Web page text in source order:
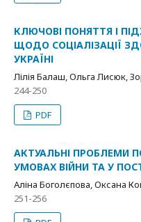
КЛЮЧОВІ ПОНЯТТЯ І
ЩОДО СОЦІАЛІЗАЦІЇ
УКРАЇНІ
Лілія Балаш, Ольга Лисюк,
244-250
PDF
АКТУАЛЬНІ ПРОБЛЕМИ
УМОВАХ ВІЙНИ ТА У
Аліна Боголєпова, Оксана
251-256